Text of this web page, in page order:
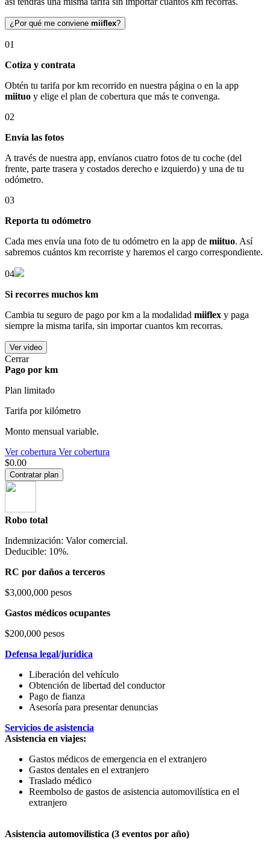
¿Por qué me conviene miiflex?
01
Cotiza y contrata
Obtén tu tarifa por km recorrido en nuestra página o en la app
miituo y elige el plan de cobertura que más te convenga.
02
Envía las fotos
A través de nuestra app, envíanos cuatro fotos de tu coche (del
frente, parte trasera y costados derecho e izquierdo) y una de tu
odómetro.
03
Reporta tu odómetro
Cada mes envía una foto de tu odómetro en la app de miituo. Así
sabremos cuántos km recorriste y haremos el cargo correspondiente.
04
Si recorres muchos km
Cambia tu seguro de pago por km a la modalidad miiflex y paga
siempre la misma tarifa, sin importar cuantos km recorras.
Ver video
Cerrar
Pago por km
Plan limitado
Tarifa por kilómetro
Monto mensual variable.
Ver cobertura Ver cobertura
$0.00
Contratar plan
Robo total
Indemnización: Valor comercial.
Deducible: 10%.
RC por daños a terceros
$3,000,000 pesos
Gastos médicos ocupantes
$200,000 pesos
Defensa legal/jurídica
Liberación del vehículo
Obtención de libertad del conductor
Pago de fianza
Asesoría para presentar denuncias
Servicios de asistencia
Asistencia en viajes:
Gastos médicos de emergencia en el extranjero
Gastos dentales en el extranjero
Traslado médico
Reembolso de gastos de asistencia automovilística en el
extranjero
Asistencia automovilística (3 eventos por año)